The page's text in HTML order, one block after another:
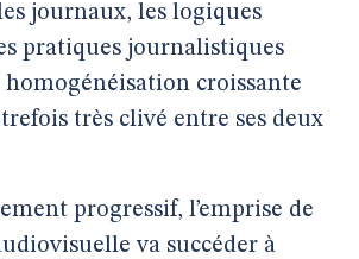
journaux, les logiques
pratiques journalistiques
croissante
très clivé entre ses deux
progressif, l’emprise de
va succéder à